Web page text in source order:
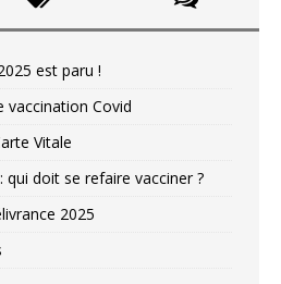
est paru !
vaccination Covid
Vitale
qui doit se refaire vacciner ?
2025